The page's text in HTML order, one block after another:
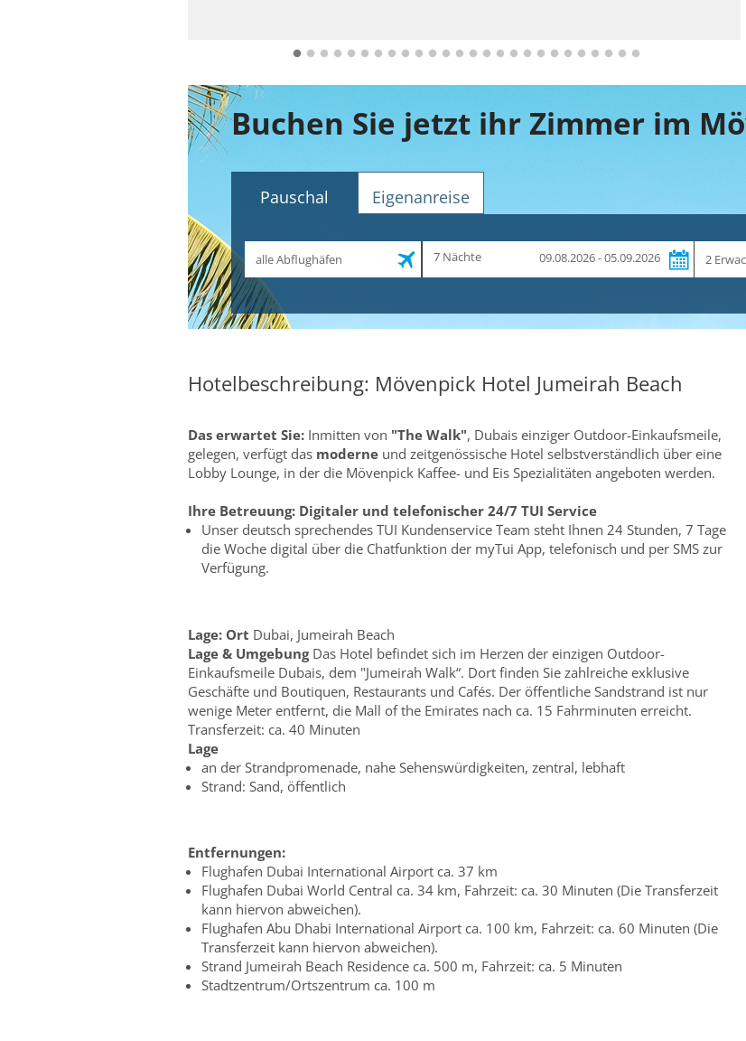
Pauschal Eigenanreise
Zeitraum
7 Nächte 09.08.2026 - 05.09.2026
Hotelbeschreibung: Mövenpick Hotel Jumeirah Beach
Das erwartet Sie: Inmitten von "The Walk", Dubais einziger Outdoor-Einkaufsmeile,
gelegen, verfügt das moderne und zeitgenössische Hotel selbstverständlich über eine
Lobby Lounge, in der die Mövenpick Kaffee- und Eis Spezialitäten angeboten werden.
Ihre Betreuung: Digitaler und telefonischer 24/7 TUI Service
Unser deutsch sprechendes TUI Kundenservice Team steht Ihnen 24 Stunden, 7 Tage
die Woche digital über die Chatfunktion der myTui App, telefonisch und per SMS zur
Verfügung.
Lage: Ort Dubai, Jumeirah Beach
Lage & UmgebungDas Hotel befindet sich im Herzen der einzigen Outdoor-
Einkaufsmeile Dubais, dem "Jumeirah Walk“. Dort finden Sie zahlreiche exklusive
Geschäfte und Boutiquen, Restaurants und Cafés. Der öffentliche Sandstrand ist nur
wenige Meter entfernt, die Mall of the Emirates nach ca. 15 Fahrminuten erreicht.
Transferzeit: ca. 40 Minuten
Lage
an der Strandpromenade, nahe Sehenswürdigkeiten, zentral, lebhaft
Strand: Sand, öffentlich
Entfernungen:
Flughafen Dubai International Airport ca. 37 km
Flughafen Dubai World Central ca. 34 km, Fahrzeit: ca. 30 Minuten (Die Transferzeit
kann hiervon abweichen).
Flughafen Abu Dhabi International Airport ca. 100 km, Fahrzeit: ca. 60 Minuten (Die
Transferzeit kann hiervon abweichen).
Strand Jumeirah Beach Residence ca. 500 m, Fahrzeit: ca. 5 Minuten
Stadtzentrum/Ortszentrum ca. 100 m